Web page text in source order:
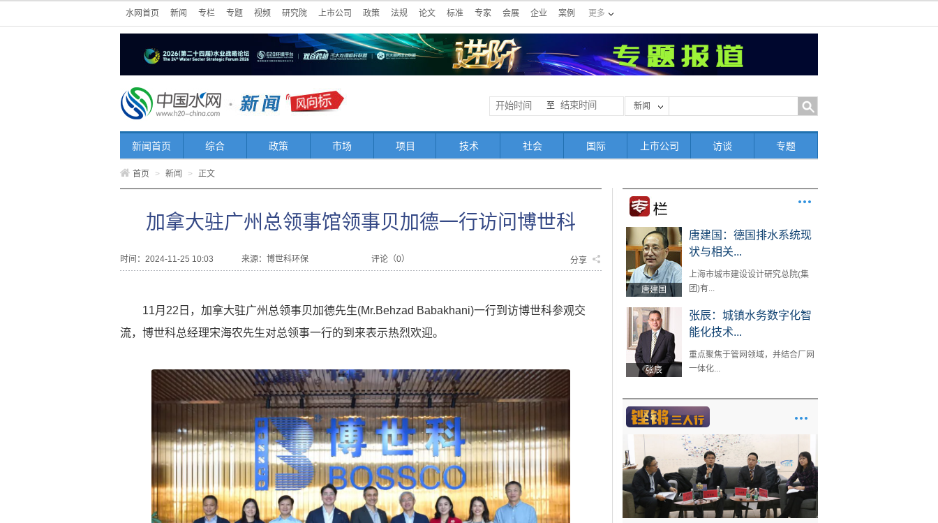
水网首页 新闻 专栏 专题 视频 研究院 上市公司 政策 法规 论文 标准 专家 会展 企业 案例 更多
至 新闻
新闻首页 综合 政策 市场 项目 技术 社会 国际 上市公司 访谈 专题
首页 > 新闻 > 正文
加拿大驻广州总领事馆领事贝加德一行访问博世科
时间：2024-11-25 10:03 来源： 博世科环保 评论（0） 分享
11月22日，加拿大驻广州总领事贝加德先生(Mr.Behzad Babakhani)一行到访博世科参观交
流，博世科总经理宋海农先生对总领事一行的到来表示热烈欢迎。
唐建国
唐建国：德国排水系统现
状与相关...
上海市城市建设设计研究总院(集
团)有...
张辰
张辰：城镇水务数字化智
能化技术...
重点聚焦于管网领域，并结合厂网
一体化...